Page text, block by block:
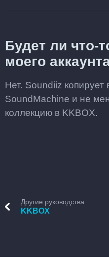
Будет ли что-
моего
Нет. Soundiiz
SoundMachine и не
коллекцию в KKBOX.
Другие руководства
KKBOX